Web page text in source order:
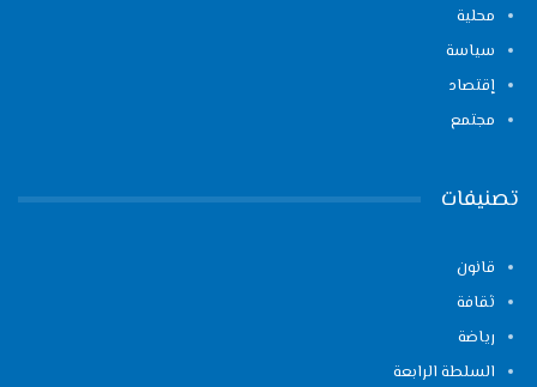
محلية
سياسة
إقتصاد
مجتمع
تصنيفات
قانون
ثقافة
رياضة
السلطة الرابعة